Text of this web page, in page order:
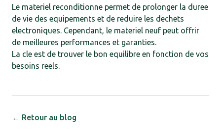
Le materiel reconditionne permet de prolonger la duree
de vie des equipements et de reduire les dechets
electroniques. Cependant, le materiel neuf peut offrir
de meilleures performances et garanties.
La cle est de trouver le bon equilibre en fonction de vos
besoins reels.
← Retour au blog